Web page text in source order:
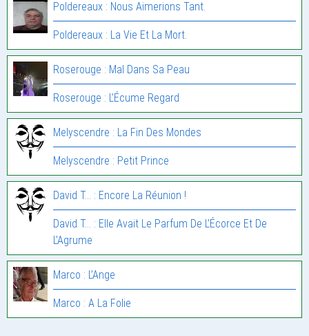
Poldereaux : Nous Aimerions Tant.
Poldereaux : La Vie Et La Mort.
Roserouge : Mal Dans Sa Peau
Roserouge : L’Écume Regard
Melyscendre : La Fin Des Mondes
Melyscendre : Petit Prince
David T... : Encore La Réunion !
David T... : Elle Avait Le Parfum De L’Écorce Et De
L’Agrume
Marco : L’Ange
Marco : A La Folie